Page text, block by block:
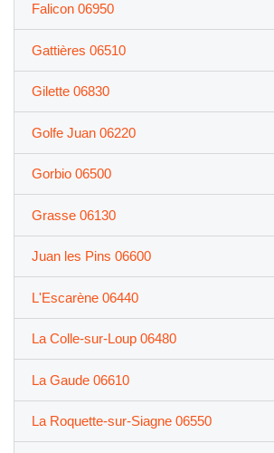
Falicon 06950
Gattières 06510
Gilette 06830
Golfe Juan 06220
Gorbio 06500
Grasse 06130
Juan les Pins 06600
L'Escarène 06440
La Colle-sur-Loup 06480
La Gaude 06610
La Roquette-sur-Siagne 06550